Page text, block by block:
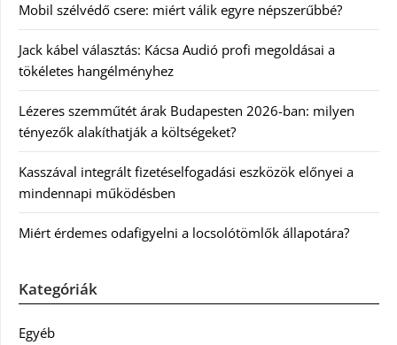
Mobil szélvédő csere: miért válik egyre népszerűbbé?
Jack kábel választás: Kácsa Audió profi megoldásai a
tökéletes hangélményhez
Lézeres szemműtét árak Budapesten 2026-ban: milyen
tényezők alakíthatják a költségeket?
Kasszával integrált fizetéselfogadási eszközök előnyei a
mindennapi működésben
Miért érdemes odafigyelni a locsolótömlők állapotára?
Kategóriák
Egyéb